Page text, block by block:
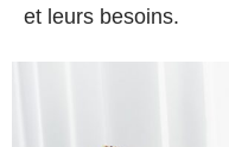
et leurs besoins.